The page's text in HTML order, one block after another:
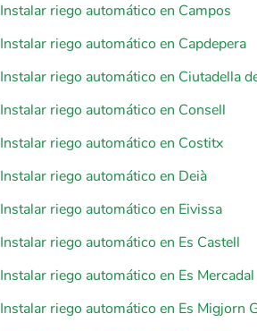
Instalar riego automático en Campos
Instalar riego automático en Capdepera
Instalar riego automático en Ciutadella
Instalar riego automático en Consell
Instalar riego automático en Costitx
Instalar riego automático en Deià
Instalar riego automático en Eivissa
Instalar riego automático en Es Castell
Instalar riego automático en Es Mercadal
Instalar riego automático en Es Migjorn